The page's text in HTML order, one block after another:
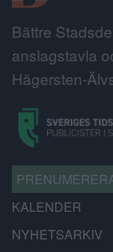
Bättre
anslagstavla
Hägersten-
KALENDER
NYHETSARKIV